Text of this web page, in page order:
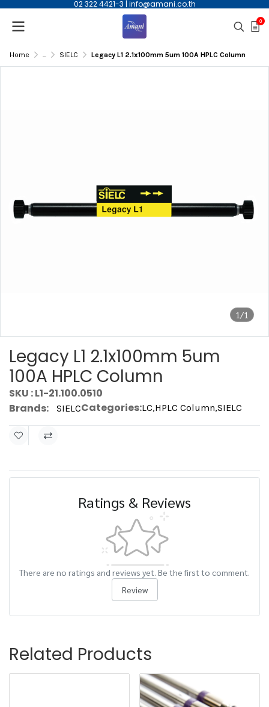
02 322 4421-3 | info@amani.co.th
0
Home ... SIELC Legacy L1 2.1x100mm 5um 100A HPLC Column
1/1
Legacy L1 2.1x100mm 5um
100A HPLC Column
SKU : L1-21.100.0510
Brands:
SIELCCategories:LC,HPLC Column,SIELC
Ratings & Reviews
There are no ratings and reviews yet. Be the first to comment.
Review
Related Products